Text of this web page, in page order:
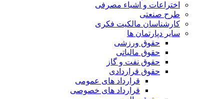
اختراعات و اشیاء مصرفی
طرح صنعتی
کارشناسان مالکیت فکری
سایر دپارتمان ها
حقوق ورزشی
حقوق مالیاتی
حقوق نفت و گاز
حقوق قراردادی
قرارداد های عمومی
قرارداد های خصوصی